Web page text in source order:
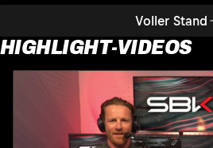
Voller Stand
HIGHLIGHT-VIDEOS